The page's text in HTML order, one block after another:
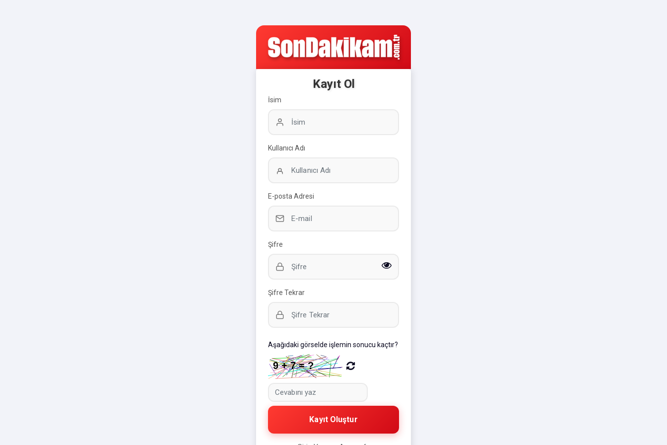
Kayıt Ol
İsim
Kullanıcı Adı
E-posta Adresi
Şifre
Şifre Tekrar
Aşağıdaki görselde işlemin sonucu kaçtır?
Kayıt Oluştur